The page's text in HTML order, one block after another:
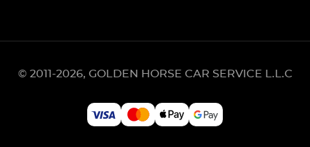
© 2011-2026, GOLDEN HORSE CAR SERVICE L.L.C